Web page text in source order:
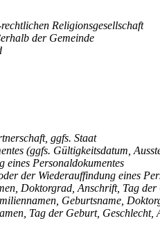
Religionsgesellschaft
der Gemeinde
ggfs. Staat
(ggfs. Gültigkeitsdatum,
eines Personaldokumentes
der Wiederauffindung eines
Doktorgrad, Anschrift, Tag
Geburtsname,
Tag der Geburt, Geschlecht,